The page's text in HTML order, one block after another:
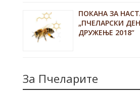
ПОКАНА ЗА
„ПЧЕЛАРСКИ
ДРУЖЕЊЕ 2018“
За Пчеларите